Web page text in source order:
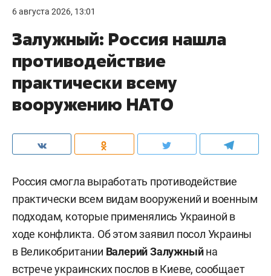
6 августа 2026, 13:01
Залужный: Россия нашла
противодействие
практически всему
вооружению НАТО
Россия смогла выработать противодействие
практически всем видам вооружений и военным
подходам, которые применялись Украиной в
ходе конфликта. Об этом заявил посол Украины
в Великобритании Валерий Залужныйна
встрече украинских послов в Киеве, сообщает